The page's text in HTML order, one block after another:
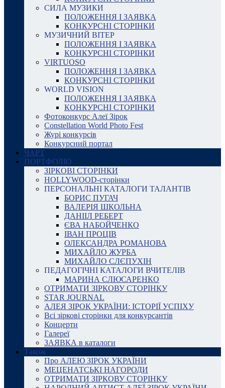
СИЛА МУЗИКИ
ПОЛОЖЕННЯ І ЗАЯВКА
КОНКУРСНІ СТОРІНКИ
МУЗИЧНИЙ ВІТЕР
ПОЛОЖЕННЯ І ЗАЯВКА
КОНКУРСНІ СТОРІНКИ
VIRTUOSO
ПОЛОЖЕННЯ І ЗАЯВКА
КОНКУРСНІ СТОРІНКИ
WORLD VISION
ПОЛОЖЕННЯ І ЗАЯВКА
КОНКУРСНІ СТОРІНКИ
Фотоконкурс Алеї Зірок
Constellation World Photo Fest
Журі конкурсів
Конкурсний портал
ЧАРТ
ПОРТФОЛІО
ЗІРКОВІ СТОРІНКИ
HOLLYWOOD-сторінки
ПЕРСОНАЛЬНІ КАТАЛОГИ ТАЛАНТІВ
БОРИС ПУГАЧ
ВАЛЕРІЯ ШКОЛЬНА
ДАНІІЛ РЕБЕРТ
ЄВА НАБОЙЧЕНКО
ІВАН ПРОЦІВ
ОЛЕКСАНДРА РОМАНОВА
МИХАЙЛО ЖУРБА
МИХАЙЛО СЛЄПУХІН
ПЕДАГОГІЧНІ КАТАЛОГИ ВЧИТЕЛІВ
МАРИНА СЛЮСАРЕНКО
ОТРИМАТИ ЗІРКОВУ СТОРІНКУ
STAR JOURNAL
АЛЕЯ ЗІРОК УКРАЇНИ: ІСТОРІЇ УСПІХУ
Всі зіркові сторінки для конкурсантів
Концерти
Галереї
ЗАЯВКА в каталоги
Також
Про АЛЕЮ ЗІРОК УКРАЇНИ
МЕЦЕНАТСЬКІ НАГОРОДИ
ОТРИМАТИ ЗІРКОВУ СТОРІНКУ